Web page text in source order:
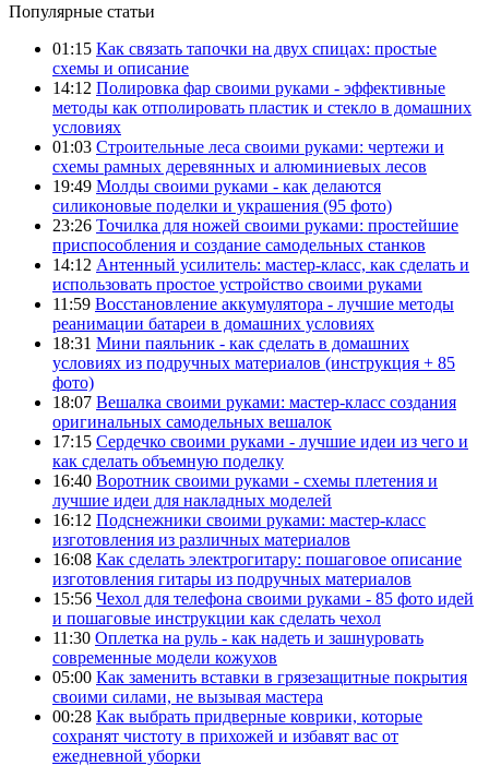
Популярные статьи
01:15 Как связать тапочки на двух спицах: простые
схемы и описание
14:12 Полировка фар своими руками - эффективные
методы как отполировать пластик и стекло в домашних
условиях
01:03 Строительные леса своими руками: чертежи и
схемы рамных деревянных и алюминиевых лесов
19:49 Молды своими руками - как делаются
силиконовые поделки и украшения (95 фото)
23:26 Точилка для ножей своими руками: простейшие
приспособления и создание самодельных станков
14:12 Антенный усилитель: мастер-класс, как сделать и
использовать простое устройство своими руками
11:59 Восстановление аккумулятора - лучшие методы
реанимации батареи в домашних условиях
18:31 Мини паяльник - как сделать в домашних
условиях из подручных материалов (инструкция + 85
фото)
18:07 Вешалка своими руками: мастер-класс создания
оригинальных самодельных вешалок
17:15 Сердечко своими руками - лучшие идеи из чего и
как сделать объемную поделку
16:40 Воротник своими руками - схемы плетения и
лучшие идеи для накладных моделей
16:12 Подснежники своими руками: мастер-класс
изготовления из различных материалов
16:08 Как сделать электрогитару: пошаговое описание
изготовления гитары из подручных материалов
15:56 Чехол для телефона своими руками - 85 фото идей
и пошаговые инструкции как сделать чехол
11:30 Оплетка на руль - как надеть и зашнуровать
современные модели кожухов
05:00 Как заменить вставки в грязезащитные покрытия
своими силами, не вызывая мастера
00:28 Как выбрать придверные коврики, которые
сохранят чистоту в прихожей и избавят вас от
ежедневной уборки